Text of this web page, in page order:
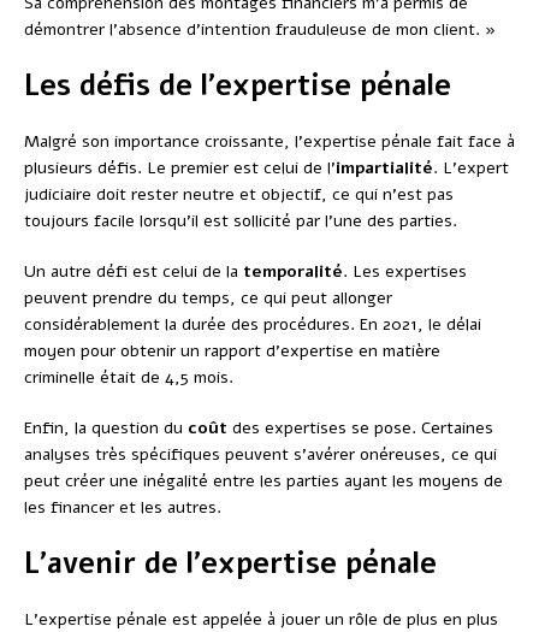
démontrer l’absence d’intention frauduleuse de mon client. »
Les défis de l’expertise pénale
Malgré son importance croissante, l’expertise pénale fait face à
plusieurs défis. Le premier est celui de l’impartialité. L’expert
judiciaire doit rester neutre et objectif, ce qui n’est pas
toujours facile lorsqu’il est sollicité par l’une des parties.
Un autre défi est celui de la temporalité. Les expertises
peuvent prendre du temps, ce qui peut allonger
considérablement la durée des procédures. En 2021, le délai
moyen pour obtenir un rapport d’expertise en matière
criminelle était de 4,5 mois.
Enfin, la question du coût des expertises se pose. Certaines
analyses très spécifiques peuvent s’avérer onéreuses, ce qui
peut créer une inégalité entre les parties ayant les moyens de
les financer et les autres.
L’avenir de l’expertise pénale
L’expertise pénale est appelée à jouer un rôle de plus en plus